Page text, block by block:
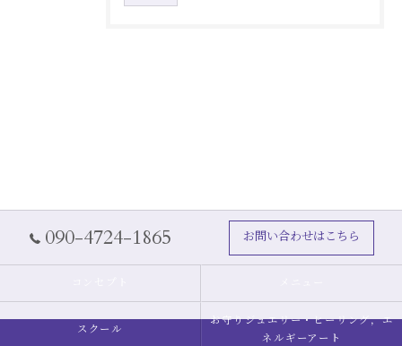
090-4724-1865 お問い合わせはこちら
スクール
お守りジュエリー・ヒーリング，エ
ネルギーアート